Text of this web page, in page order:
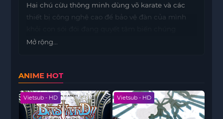
Hai chú cừu thông minh dùng võ karate và các
thiết bị công nghệ cao để bảo vệ đàn của mình
thành bữa tối.
Mở rộng...
ANIME HOT
Vietsub - HD Vietsub - HD